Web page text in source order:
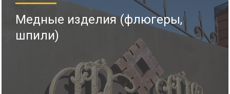
Медные изделия (флюгеры,
шпили)